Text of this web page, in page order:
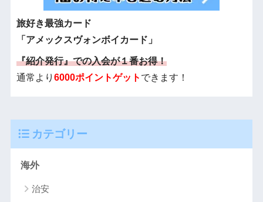
旅好き最強カード
「アメックスヴォンボイカード」
『紹介発行』での入会が１番お得！
通常より 6000ポイントゲット できます！
カテゴリー
海外
治安